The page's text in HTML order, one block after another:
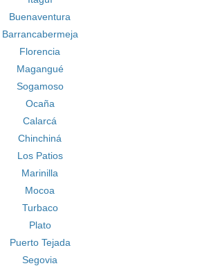
Buenaventura
Barrancabermeja
Florencia
Magangué
Sogamoso
Ocaña
Calarcá
Chinchiná
Los Patios
Marinilla
Mocoa
Turbaco
Plato
Puerto Tejada
Segovia